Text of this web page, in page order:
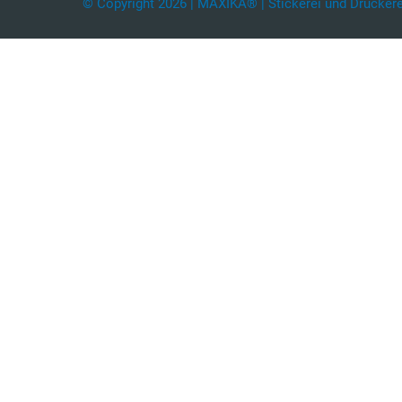
© Copyright 2026 | MAXIKA® | Stickerei und